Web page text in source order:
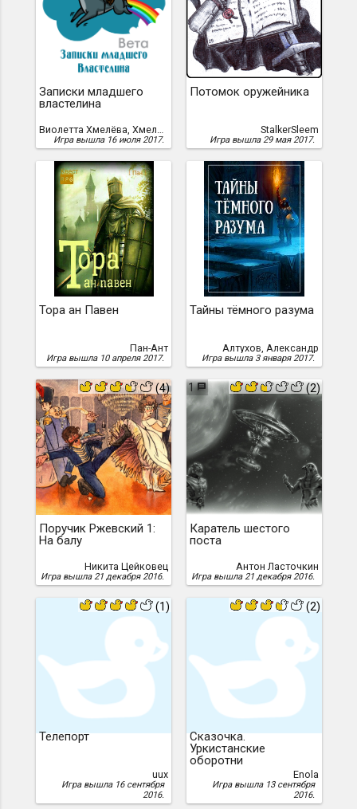
Записки младшего
властелина
Виолетта Хмелёва, Хмелёва, Виолетта
Игра вышла 16 июля 2017.
Потомок оружейника
StalkerSleem
Игра вышла 29 мая 2017.
Тора ан Павен
Пан-Ант
Игра вышла 10 апреля 2017.
Тайны тёмного разума
Алтухов, Александр
Игра вышла 3 января 2017.
(4)
Поручик Ржевский 1:
На балу
Никита Цейковец
Игра вышла 21 декабря 2016.
1 (2)
Каратель шестого
поста
Антон Ласточкин
Игра вышла 21 декабря 2016.
(1)
Телепорт
uux
Игра вышла 16 сентября
2016.
(2)
Сказочка.
Уркистанские
оборотни
Enola
Игра вышла 13 сентября
2016.